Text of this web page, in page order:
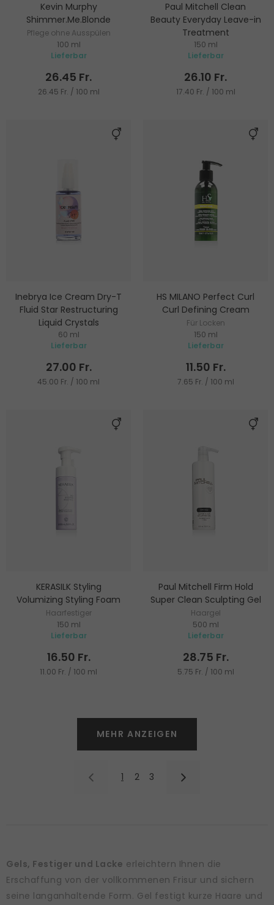
Kevin Murphy
Shimmer.Me.Blonde
Pflege ohne Ausspülen
100 ml
Lieferbar
26.45 Fr.
26.45 Fr. / 100 ml
Paul Mitchell Clean
Beauty Everyday Leave-in
Treatment
Pflege ohne Ausspülen
150 ml
Lieferbar
26.10 Fr.
17.40 Fr. / 100 ml
Inebrya Ice Cream Dry-T
Fluid Star Restructuring
Liquid Crystals
Pflege ohne Ausspülen
60 ml
Lieferbar
27.00 Fr.
45.00 Fr. / 100 ml
HS MILANO Perfect Curl
Curl Defining Cream
Für Locken
150 ml
Lieferbar
11.50 Fr.
7.65 Fr. / 100 ml
KERASILK Styling
Volumizing Styling Foam
Haarfestiger
150 ml
Lieferbar
16.50 Fr.
11.00 Fr. / 100 ml
Paul Mitchell Firm Hold
Super Clean Sculpting Gel
Haargel
500 ml
Lieferbar
28.75 Fr.
5.75 Fr. / 100 ml
MEHR ANZEIGEN
1 2 3
Gels, Festiger und Lacke erleichtern Ihnen die
Erschaffung von der vollkommenen Frisur und sichern
seine langanhaltende Form. Gel festigt kurze Haare und